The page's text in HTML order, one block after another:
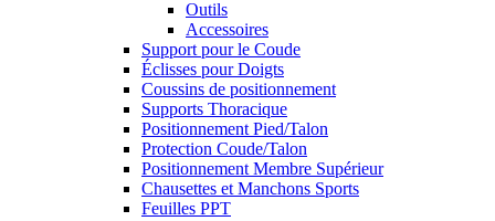
Outils
Accessoires
Support pour le Coude
Éclisses pour Doigts
Coussins de positionnement
Supports Thoracique
Positionnement Pied/Talon
Protection Coude/Talon
Positionnement Membre Supérieur
Chausettes et Manchons Sports
Feuilles PPT